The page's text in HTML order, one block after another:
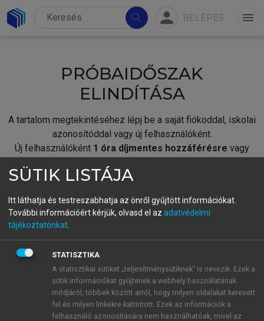
search person BELÉPÉS menu
PRÓBAIDŐSZAK
ELINDÍTÁSA
A tartalom megtekintéséhez lépj be a saját fiókoddal, iskolai
azonosítóddal vagy új felhasználóként.
Új felhasználóként 1 óra díjmentes hozzáférésre vagy
fiókoddal,vagy hozz létre új fiókot.
A regisztráció után apróbaidőszakautomatikusan
BELÉPÉS SAJÁT FIÓKKAL
ÚJ FIÓK LÉTREHOZÁSA
1 óra díjmentes hozzáférés
SÜTIK LISTÁJA
Itt láthatja és testreszabhatja az önről gyűjtött információkat.
További információért kérjük, olvasd el az adatvédelmi
tájékoztatónkat
STATISZTIKA
A statisztikai sütiket „teljesítménysütiknek” is nevezik. Ezek a
sütik információkat gyűjtenek a webhely használatának
módjáról, többek között arról, hogy milyen oldalakat keresett
fel és milyen linkekre kattintott. Ezek az információk a
felhasználó azonosítására nem használhatóak, mivel az